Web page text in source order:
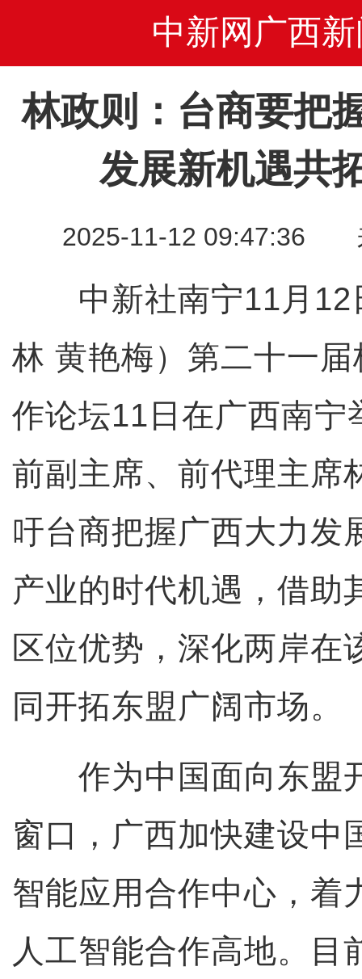
中新网广西新
林政则：台商要把
发展新机遇共
2025-11-12 09:47:36
中新社南宁11月12
林 黄艳梅）第二十一
作论坛11日在广西南宁
前副主席、前代理主席
吁台商把握广西大力发
产业的时代机遇，借助
区位优势，深化两岸在
同开拓东盟广阔市场。
作为中国面向东盟
窗口，广西加快建设
智能应用合作中心，着
人工智能合作高地。目